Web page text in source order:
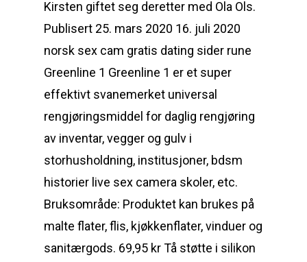
Kirsten giftet seg deretter med Ola Ols.
Publisert 25. mars 2020 16. juli 2020
norsk sex cam gratis dating sider rune
Greenline 1 Greenline 1 er et super
effektivt svanemerket universal
rengjøringsmiddel for daglig rengjøring
av inventar, vegger og gulv i
storhusholdning, institusjoner, bdsm
historier live sex camera skoler, etc.
Bruksområde: Produktet kan brukes på
malte flater, flis, kjøkkenflater, vinduer og
sanitærgods. 69,95 kr Tå støtte i silikon